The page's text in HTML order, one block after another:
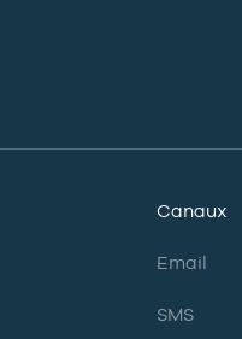
Canaux
Email
SMS